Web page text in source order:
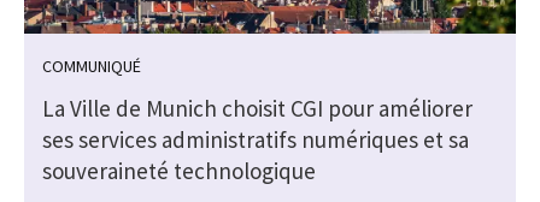
COMMUNIQUÉ
La Ville de Munich choisit CGI pour améliorer
ses services administratifs numériques et sa
souveraineté technologique